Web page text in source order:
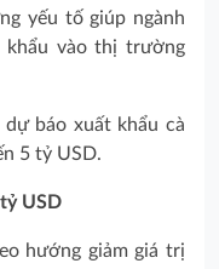
yếu tố giúp ngành
khẩu vào thị trường
báo xuất khẩu cà
5 tỷ USD.
USD
hướng giảm giá trị